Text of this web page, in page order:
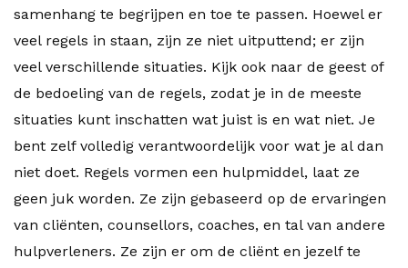
samenhang te begrijpen en toe te passen. Hoewel er
veel regels in staan, zijn ze niet uitputtend; er zijn
veel verschillende situaties. Kijk ook naar de geest of
de bedoeling van de regels, zodat je in de meeste
situaties kunt inschatten wat juist is en wat niet. Je
bent zelf volledig verantwoordelijk voor wat je al dan
niet doet. Regels vormen een hulpmiddel, laat ze
geen juk worden. Ze zijn gebaseerd op de ervaringen
van cliënten, counsellors, coaches, en tal van andere
hulpverleners. Ze zijn er om de cliënt en jezelf te